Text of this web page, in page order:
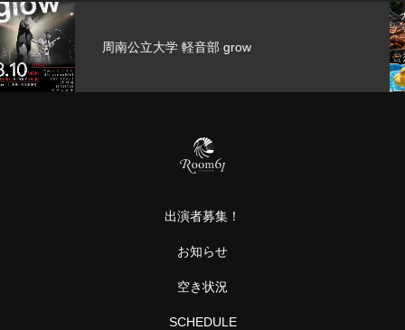
音部 grow
??【また今
出演者募集！
お知らせ
空き状況
SCHEDULE